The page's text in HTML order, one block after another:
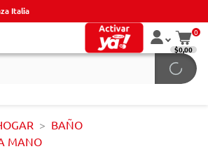
Italia
0
$0,00
BAÑO
MANO